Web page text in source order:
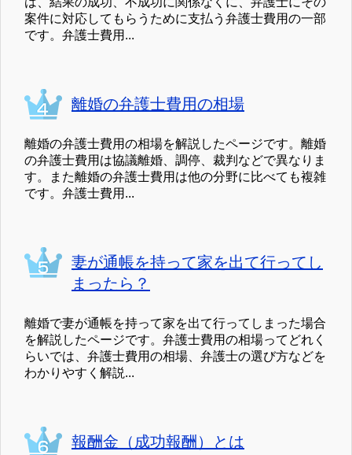
案件に対応してもらうために支払う弁護士費用の一部
です。弁護士費用...
離婚の弁護士費用の相場
離婚の弁護士費用の相場を解説したページです。離婚
の弁護士費用は協議離婚、調停、裁判などで異なりま
す。また離婚の弁護士費用は他の分野に比べても複雑
です。弁護士費用...
妻が通帳を持って家を出て行ってし
まったら？
離婚で妻が通帳を持って家を出て行ってしまった場合
を解説したページです。弁護士費用の相場ってどれく
らいでは、弁護士費用の相場、弁護士の選び方などを
わかりやすく解説...
報酬金（成功報酬）とは